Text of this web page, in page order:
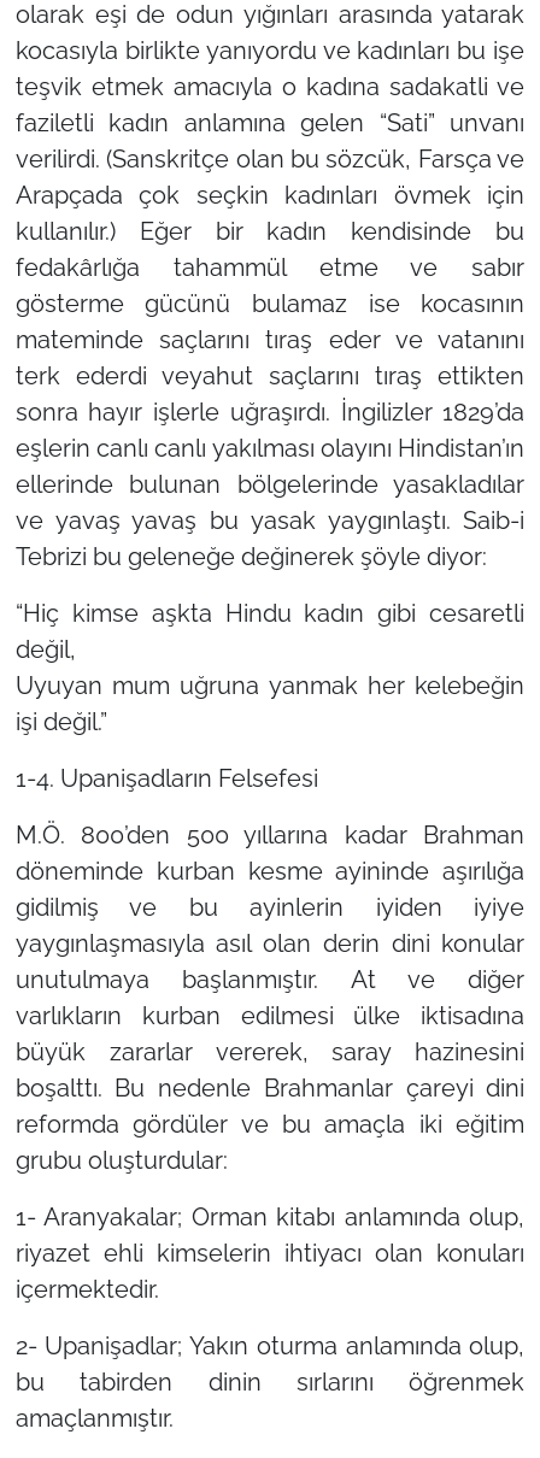
olarak eşi de odun yığınları arasında yatarak
kocasıyla birlikte yanıyordu ve kadınları bu işe
teşvik etmek amacıyla o kadına sadakatli ve
faziletli kadın anlamına gelen “Sati” unvanı
verilirdi. (Sanskritçe olan bu sözcük, Farsça ve
Arapçada çok seçkin kadınları övmek için
kullanılır.) Eğer bir kadın kendisinde bu
fedakârlığa tahammül etme ve sabır
gösterme gücünü bulamaz ise kocasının
mateminde saçlarını tıraş eder ve vatanını
terk ederdi veyahut saçlarını tıraş ettikten
sonra hayır işlerle uğraşırdı. İngilizler 1829’da
eşlerin canlı canlı yakılması olayını Hindistan’ın
ellerinde bulunan bölgelerinde yasakladılar
ve yavaş yavaş bu yasak yaygınlaştı. Saib-i
Tebrizi bu geleneğe değinerek şöyle diyor:
“Hiç kimse aşkta Hindu kadın gibi cesaretli
değil,
Uyuyan mum uğruna yanmak her kelebeğin
işi değil.”
1-4. Upanişadların Felsefesi
M.Ö. 800’den 500 yıllarına kadar Brahman
döneminde kurban kesme ayininde aşırılığa
gidilmiş ve bu ayinlerin iyiden iyiye
yaygınlaşmasıyla asıl olan derin dini konular
unutulmaya başlanmıştır. At ve diğer
varlıkların kurban edilmesi ülke iktisadına
büyük zararlar vererek, saray hazinesini
boşalttı. Bu nedenle Brahmanlar çareyi dini
reformda gördüler ve bu amaçla iki eğitim
grubu oluşturdular:
1- Aranyakalar; Orman kitabı anlamında olup,
riyazet ehli kimselerin ihtiyacı olan konuları
içermektedir.
2- Upanişadlar; Yakın oturma anlamında olup,
bu tabirden dinin sırlarını öğrenmek
amaçlanmıştır.